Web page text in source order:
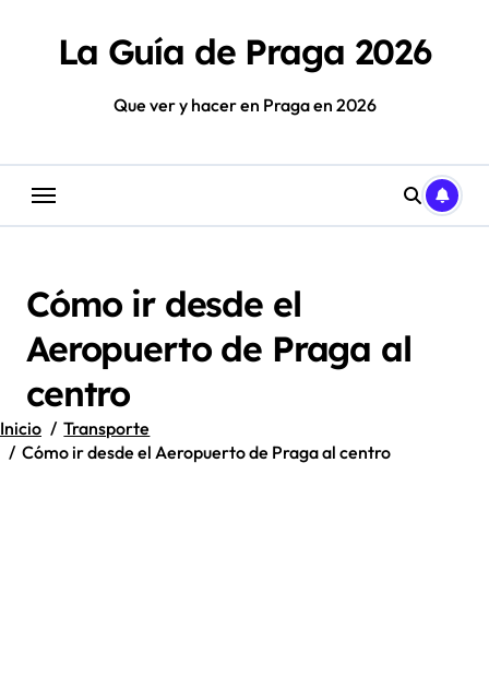
contenidoLa Guía de Praga 2026
Que ver y hacer en Praga en 2026
Cómo ir desde el
Aeropuerto de Praga al
centro
Inicio
Transporte
Cómo ir desde el Aeropuerto de Praga al centro